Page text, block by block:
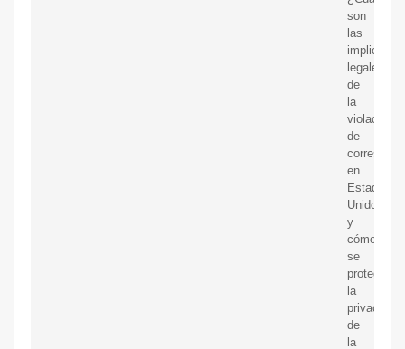
son
las
legales
de
la
violación
de
en
Estados
Unidos
y
cómo
se
protege
la
privacidad
de
la